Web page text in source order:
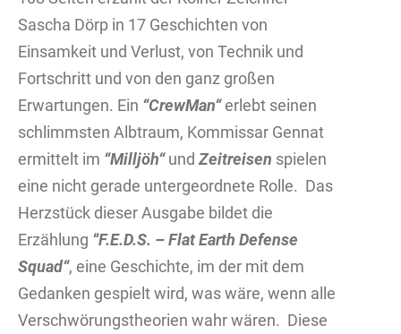
Sascha Dörp in 17 Geschichten von
Einsamkeit und Verlust, von Technik und
Fortschritt und von den ganz großen
Erwartungen. Ein “CrewMan“erlebt seinen
schlimmsten Albtraum, Kommissar Gennat
ermittelt im “Milljöh“und Zeitreisen spielen
eine nicht gerade untergeordnete Rolle. Das
Herzstück dieser Ausgabe bildet die
Erzählung “F.E.D.S. – Flat Earth Defense
Squad“, eine Geschichte, im der mit dem
Gedanken gespielt wird, was wäre, wenn alle
Verschwörungstheorien wahr wären. Diese